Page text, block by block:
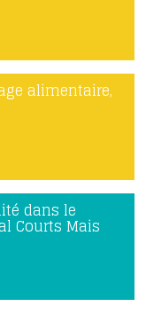
alimentaire,
dans le
Courts Mais